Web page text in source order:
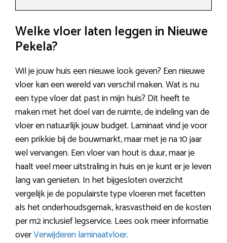
Welke vloer laten leggen in Nieuwe
Pekela?
Wil je jouw huis een nieuwe look geven? Een nieuwe
vloer kan een wereld van verschil maken. Wat is nu
een type vloer dat past in mijn huis? Dit heeft te
maken met het doel van de ruimte, de indeling van de
vloer en natuurlijk jouw budget. Laminaat vind je voor
een prikkie bij de bouwmarkt, maar met je na 10 jaar
wel vervangen. Een vloer van hout is duur, maar je
haalt veel meer uitstraling in huis en je kunt er je leven
lang van genieten. In het bijgesloten overzicht
vergelijk je de populairste type vloeren met facetten
als het onderhoudsgemak, krasvastheid en de kosten
per m2 inclusief legservice. Lees ook meer informatie
overVerwijderen laminaatvloer.